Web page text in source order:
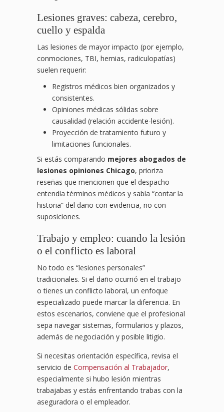
Lesiones graves: cabeza, cerebro,
cuello y espalda
Las lesiones de mayor impacto (por ejemplo,
conmociones, TBI, hernias, radiculopatías)
suelen requerir:
Registros médicos bien organizados y
consistentes.
Opiniones médicas sólidas sobre
causalidad (relación accidente-lesión).
Proyección de tratamiento futuro y
limitaciones funcionales.
Si estás comparando mejores abogados de
lesiones opiniones Chicago, prioriza
reseñas que mencionen que el despacho
entendía términos médicos y sabía “contar la
historia” del daño con evidencia, no con
suposiciones.
Trabajo y empleo: cuando la lesión
o el conflicto es laboral
No todo es “lesiones personales”
tradicionales. Si el daño ocurrió en el trabajo
o tienes un conflicto laboral, un enfoque
especializado puede marcar la diferencia. En
estos escenarios, conviene que el profesional
sepa navegar sistemas, formularios y plazos,
además de negociación y posible litigio.
Si necesitas orientación específica, revisa el
servicio de Compensación al Trabajador,
especialmente si hubo lesión mientras
trabajabas y estás enfrentando trabas con la
aseguradora o el empleador.